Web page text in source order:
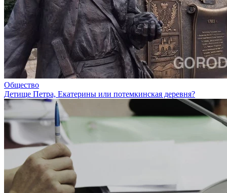
Общество
Детище Петра, Екатерины или потемкинская деревня?